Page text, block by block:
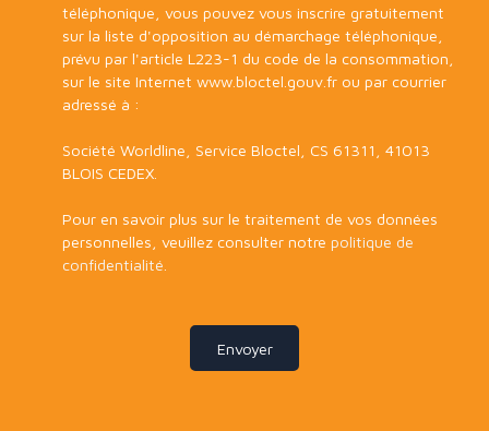
téléphonique, vous pouvez vous inscrire gratuitement
sur la liste d'opposition au démarchage téléphonique,
prévu par l'article L223-1 du code de la consommation,
sur le site Internet www.bloctel.gouv.fr ou par courrier
adressé à :
Société Worldline, Service Bloctel, CS 61311, 41013
BLOIS CEDEX.
Pour en savoir plus sur le traitement de vos données
personnelles, veuillez consulter notre politique de
confidentialité
Envoyer